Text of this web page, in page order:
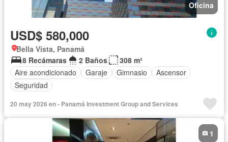
Oficina
USD$ 580,000
Bella Vista, Panamá
8 Recámaras
2 Baños
308 m²
Aire acondicionado
Garaje Gimnasio
Ascensor
Seguridad
20 may 2026 en - Panamá Investment Group and Services
1